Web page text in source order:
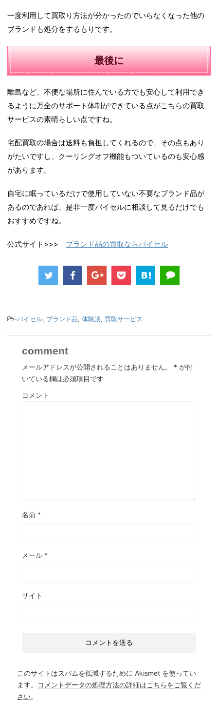
一度利用して買取り方法が分かったのでいらなくなった他の
ブランドも処分をするもりです。
最後に
離島など、不便な場所に住んでいる方でも安心して利用でき
るように万全のサポート体制ができている点がこちらの買取
サービスの素晴らしい点ですね。
宅配買取の場合は送料も負担してくれるので、その点もあり
がたいですし、クーリングオフ機能もついているのも安心感
があります。
自宅に眠っているだけで使用していない不要なブランド品が
あるのであれば、是非一度バイセルに相談して見るだけでも
おすすめですね。
公式サイト>>> ブランド品の買取ならバイセル
-バイセル, ブランド品, 体験談, 買取サービス
comment
メールアドレスが公開されることはありません。 * が付
いている欄は必須項目です
コメント
名前 *
メール *
サイト
このサイトはスパムを低減するために Akismet を使ってい
ます。
コメントデータの処理方法の詳細はこちらをご覧くだ
さい。